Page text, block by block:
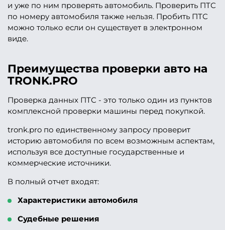
и уже по ним проверять автомобиль. Проверить ПТС
по номеру автомобиля также нельзя. Пробить ПТС
можно только если он существует в электронном
виде.
Преимущества проверки авто на
TRONK.PRO
Проверка данных ПТС - это только один из пунктов
комплексной проверки машины перед покупкой.
tronk.pro по единственному запросу проверит
историю автомобиля по всем возможным аспектам,
используя все доступные государственные и
коммерческие источники.
В полный отчет входят:
Характеристики автомобиля
Судебные решения